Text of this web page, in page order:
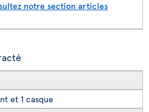
notre section articles
et 1 casque